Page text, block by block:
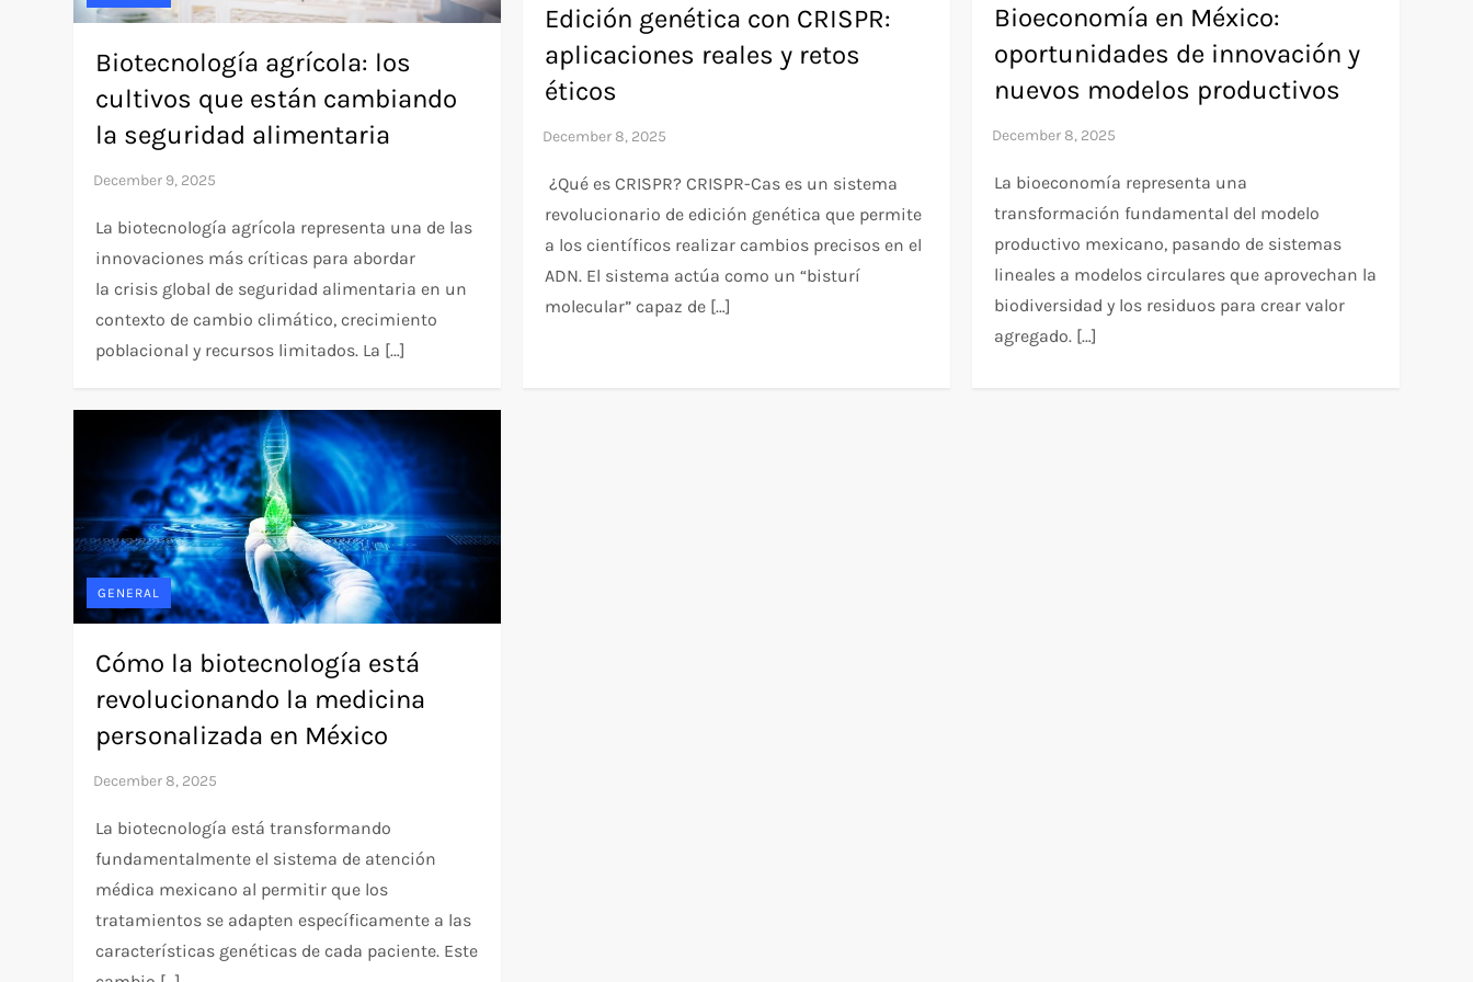
Biotecnología agrícola: los
cultivos que están cambiando
la seguridad alimentaria
La biotecnología agrícola representa una de las
innovaciones más críticas para abordar
la crisis global de seguridad alimentaria en un
contexto de cambio climático, crecimiento
poblacional y recursos limitados. La […]
Edición genética con CRISPR:
aplicaciones reales y retos
éticos
¿Qué es CRISPR? CRISPR-Cas es un sistema
revolucionario de edición genética que permite
a los científicos realizar cambios precisos en el
ADN. El sistema actúa como un “bisturí
molecular” capaz de […]
Bioeconomía en México:
oportunidades de innovación y
nuevos modelos productivos
La bioeconomía representa una
transformación fundamental del modelo
productivo mexicano, pasando de sistemas
lineales a modelos circulares que aprovechan la
biodiversidad y los residuos para crear valor
agregado. […]
GENERAL
Cómo la biotecnología está
revolucionando la medicina
personalizada en México
La biotecnología está transformando
fundamentalmente el sistema de atención
médica mexicano al permitir que los
tratamientos se adapten específicamente a las
características genéticas de cada paciente. Este